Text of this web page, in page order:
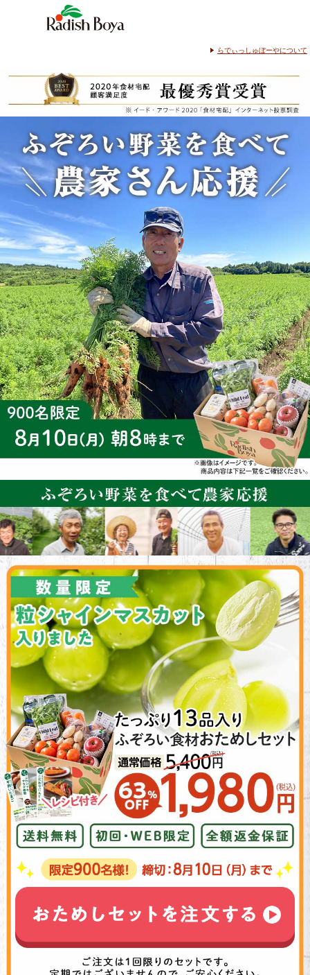
らでぃっしゅぼーやについて